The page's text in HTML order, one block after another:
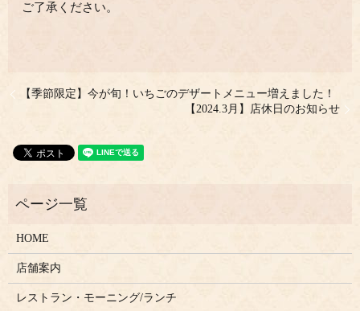
ご了承ください。
【季節限定】今が旬！いちごのデザートメニュー増えました！
【2024.3月】店休日のお知らせ
HOME
店舗案内
レストラン・モーニング/ランチ